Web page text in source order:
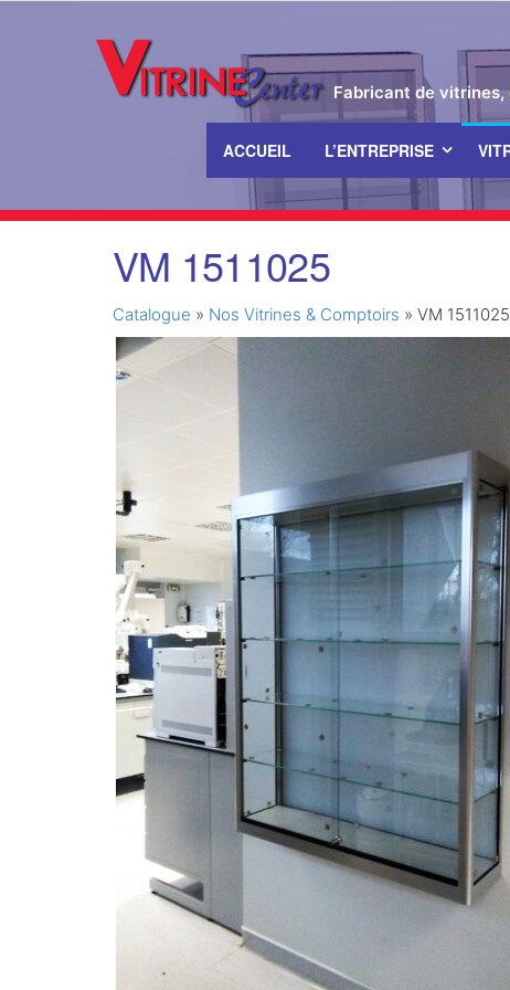
Fabricant de
ACCUEIL L’ENTREPRISE
VM 1511025
Catalogue » Nos Vitrines & Comptoirs » VM 1511025